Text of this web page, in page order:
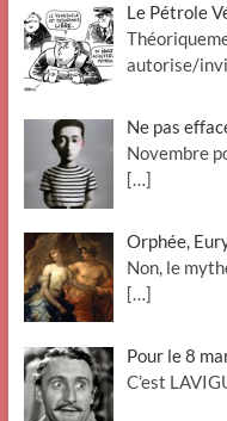
Le Pétrole
autorise/
Ne pas
Novembre
[…]
Orphée,
Non, le
[…]
Pour le 8
C’est